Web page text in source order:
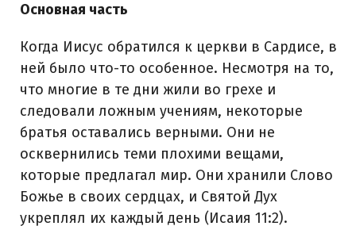
Основная часть
Когда Иисус обратился к церкви в Сардисе, в
ней было что-то особенное. Несмотря на то,
что многие в те дни жили во грехе и
следовали ложным учениям, некоторые
братья оставались верными. Они не
осквернились теми плохими вещами,
которые предлагал мир. Они хранили Слово
Божье в своих сердцах, и Святой Дух
укреплял их каждый день (Исаия 11:2).